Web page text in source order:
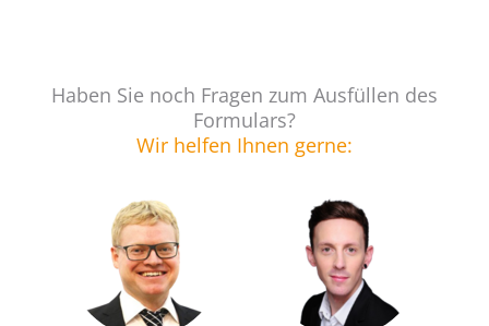
Haben Sie noch Fragen zum Ausfüllen des
Formulars?
Wir helfen Ihnen gerne: